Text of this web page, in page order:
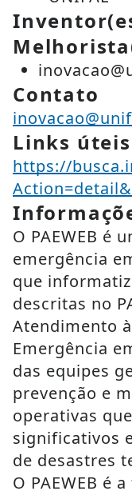
Contato
Links
https://
O PAEWEB é
emergência
que
descritas no
Atendimento
Emergência
das equipes
prevenção e
operativas
significativos
de desastres
O PAEWEB é